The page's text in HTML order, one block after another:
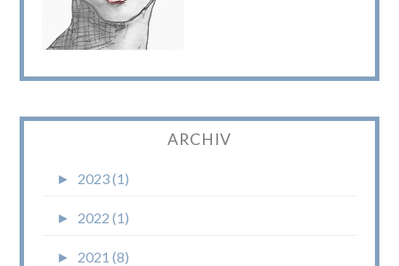
ARCHIV
► 2023 (1)
► 2022 (1)
► 2021 (8)